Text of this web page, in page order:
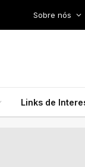
Sobre nós
Links de